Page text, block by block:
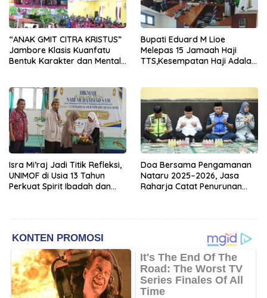
“ANAK GMIT CITRA KRISTUS”
Jambore Klasis Kuanfatu
Bentuk Karakter dan Mental
Bupati Eduard M Lioe
Melepas 15 Jamaah Haji
TTS,Kesempatan Haji Adalah
Isra Mi’raj Jadi Titik Refleksi,
UNIMOF di Usia 13 Tahun
Perkuat Spirit Ibadah dan
Doa Bersama Pengamanan
Nataru 2025–2026, Jasa
Raharja Catat Penurunan
Publik